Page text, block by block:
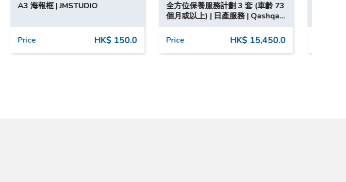
全方位保養服務計劃 3 套 (車齡 73
Juke X-Trail 汽車型號適用
Price
HK$ 15,450.0
客製化手錶 AE-1300 （5 色入）|
Wccustomade | 情侶手錶 | 客製
化手錶
Price
HK$ 833.0